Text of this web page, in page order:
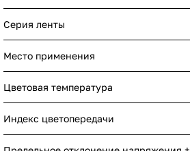
Серия ленты
Место применения
Цветовая температура
Индекс цветопередачи